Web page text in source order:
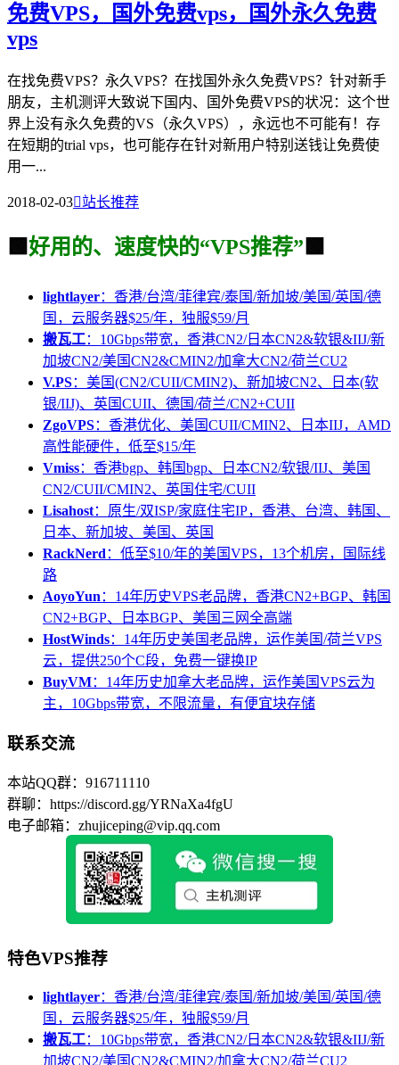
免费VPS，国外免费vps，国外永久免费
vps
在找免费VPS？永久VPS？在找国外永久免费VPS？针对新手
朋友，主机测评大致说下国内、国外免费VPS的状况：这个世
界上没有永久免费的VS（永久VPS），永远也不可能有！存
在短期的trial vps，也可能存在针对新用户特别送钱让免费使
用一...
2018-02-03站长推荐
🟩 好用的、速度快的“VPS推荐” 🟩
lightlayer：香港/台湾/菲律宾/泰国/新加坡/美国/英国/德
国，云服务器$25/年，独服$59/月
搬瓦工：10Gbps带宽，香港CN2/日本CN2&软银&IIJ/新
加坡CN2/美国CN2&CMIN2/加拿大CN2/荷兰CU2
V.PS：美国(CN2/CUII/CMIN2)、新加坡CN2、日本(软
银/IIJ)、英国CUII、德国/荷兰/CN2+CUII
ZgoVPS：香港优化、美国CUII/CMIN2、日本IIJ，AMD
高性能硬件，低至$15/年
Vmiss：香港bgp、韩国bgp、日本CN2/软银/IIJ、美国
CN2/CUII/CMIN2、英国住宅/CUII
Lisahost：原生/双ISP/家庭住宅IP，香港、台湾、韩国、
日本、新加坡、美国、英国
RackNerd：低至$10/年的美国VPS，13个机房，国际线
路
AoyoYun：14年历史VPS老品牌，香港CN2+BGP、韩国
CN2+BGP、日本BGP、美国三网全高端
HostWinds：14年历史美国老品牌，运作美国/荷兰VPS
云，提供250个C段，免费一键换IP
BuyVM：14年历史加拿大老品牌，运作美国VPS云为
主，10Gbps带宽，不限流量，有便宜块存储
联系交流
本站QQ群：916711110
群聊：https://discord.gg/YRNaXa4fgU
电子邮箱：zhujiceping@vip.qq.com
特色VPS推荐
lightlayer：香港/台湾/菲律宾/泰国/新加坡/美国/英国/德
国，云服务器$25/年，独服$59/月
搬瓦工：10Gbps带宽，香港CN2/日本CN2&软银&IIJ/新
加坡CN2/美国CN2&CMIN2/加拿大CN2/荷兰CU2